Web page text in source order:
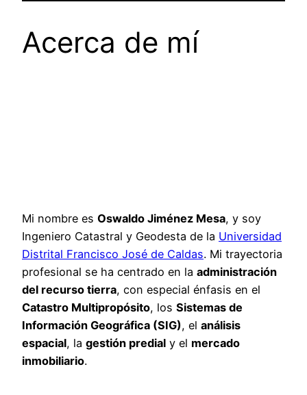
Acerca de mí
Mi nombre es Oswaldo Jiménez Mesa, y soy
Ingeniero Catastral y Geodesta de la Universidad
Distrital Francisco José de Caldas. Mi trayectoria
profesional se ha centrado en la administración
del recurso tierra, con especial énfasis en el
Catastro Multipropósito, los Sistemas de
Información Geográfica (SIG), el análisis
espacial, la gestión predial y el mercado
inmobiliario.